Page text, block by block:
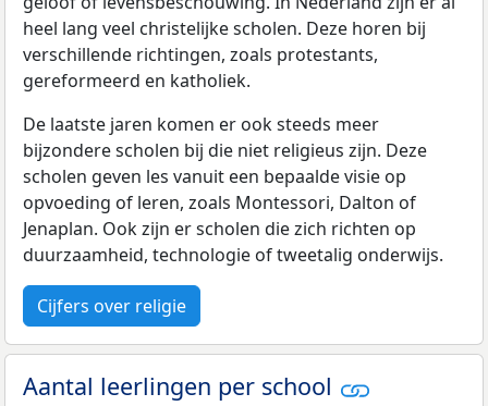
heel lang veel christelijke scholen. Deze horen bij
verschillende richtingen, zoals protestants,
gereformeerd en katholiek.
De laatste jaren komen er ook steeds meer
bijzondere scholen bij die niet religieus zijn. Deze
scholen geven les vanuit een bepaalde visie op
opvoeding of leren, zoals Montessori, Dalton of
Jenaplan. Ook zijn er scholen die zich richten op
duurzaamheid, technologie of tweetalig onderwijs.
Cijfers over religie
Aantal leerlingen per school